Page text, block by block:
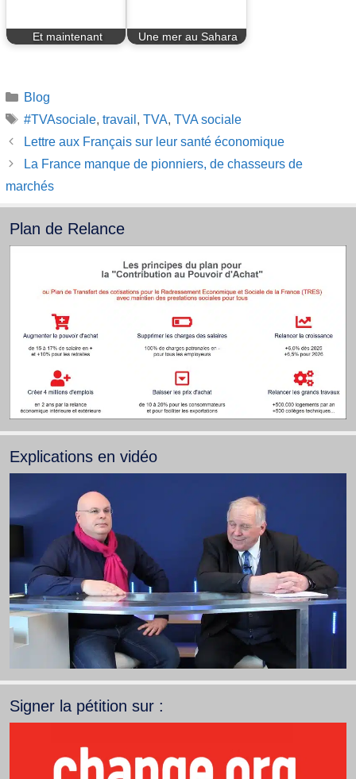
Et maintenant Une mer au Sahara
Catégories
Blog
Étiquettes
#TVAsociale, travail , TVA, TVA sociale
Lettre aux Français sur leur santé économique
La France manque de pionniers, de chasseurs de
marchés
Plan de Relance
Explications en vidéo
Signer la pétition sur :